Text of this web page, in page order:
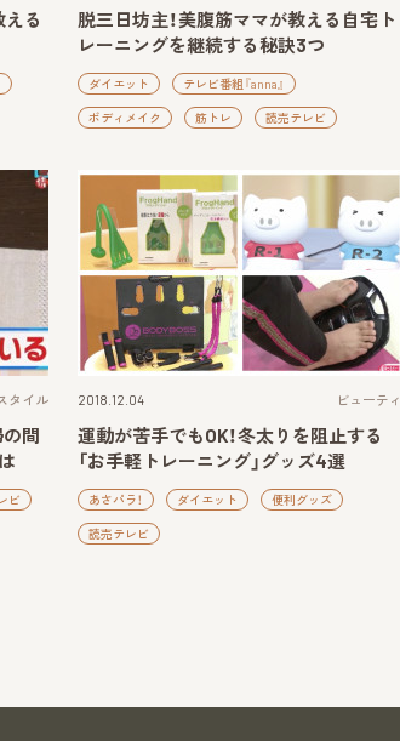
る
脱三日坊主！美腹筋ママが教える自宅ト
レーニングを継続する秘訣3つ
ダイエット テレビ番組『anna』
ボディメイク 筋トレ 読売テレビ
タイル
の間
ビ
2018.12.04 ビューティ
運動が苦手でもOK！冬太りを阻止する
「お手軽トレーニング」グッズ4選
あさパラ！ ダイエット 便利グッズ
読売テレビ